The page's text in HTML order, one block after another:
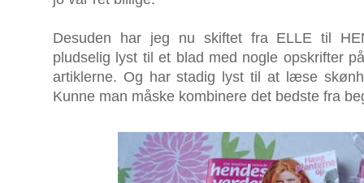
Desuden har jeg nu skiftet fra ELLE til
pludselig lyst til et blad med nogle opskrifter
artiklerne. Og har stadig lyst til at læse
Kunne man måske kombinere det bedste fra